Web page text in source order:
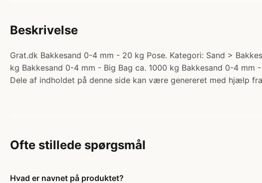
Beskrivelse
Grat.dk Bakkesand 0-4 mm - 20 kg Pose. Kategori: Sand >
kg Bakkesand 0-4 mm - Big Bag ca. 1000 kg Bakkesand 0-4 mm
Dele af indholdet på denne side kan være genereret med hjælp
Ofte stillede spørgsmål
Hvad er navnet på produktet?